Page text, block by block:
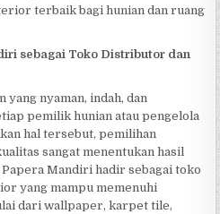
terbaik bagi hunian dan ruang
sebagai Toko Distributor dan
yang nyaman, indah, dan
pemilik hunian atau pengelola
hal tersebut, pemilihan
sangat menentukan hasil
Mandiri hadir sebagai toko
yang mampu memenuhi
dari wallpaper, karpet tile,